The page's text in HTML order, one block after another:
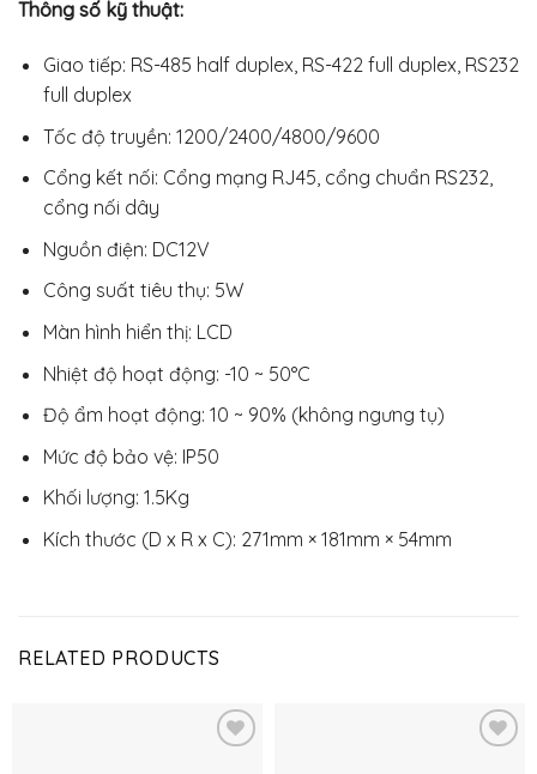
Thông số kỹ thuật:
Giao tiếp: RS-485 half duplex, RS-422 full duplex, RS232
full duplex
Tốc độ truyền: 1200/2400/4800/9600
Cổng kết nối: Cổng mạng RJ45, cổng chuẩn RS232,
cổng nối dây
Nguồn điện: DC12V
Công suất tiêu thụ: 5W
Màn hình hiển thị: LCD
Nhiệt độ hoạt động: -10 ~ 50°C
Độ ẩm hoạt động: 10 ~ 90% (không ngưng tụ)
Mức độ bảo vệ: IP50
Khối lượng: 1.5Kg
Kích thước (D x R x C): 271mm × 181mm × 54mm
RELATED PRODUCTS